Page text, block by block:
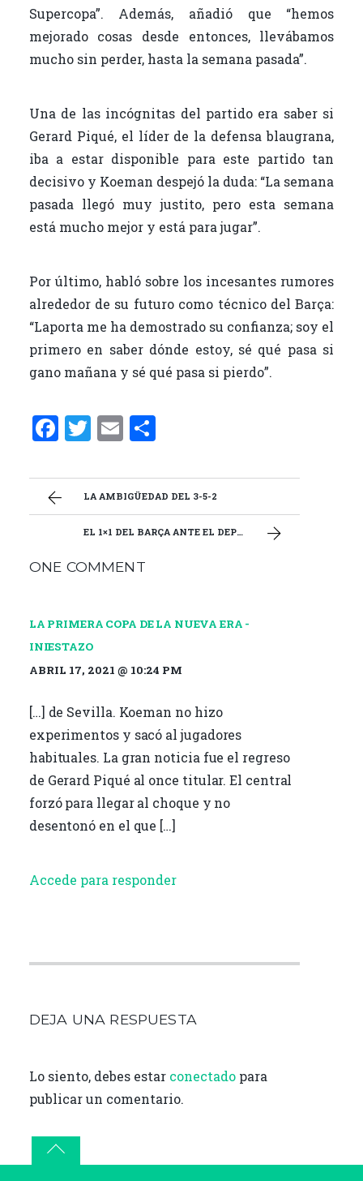
Supercopa”. Además, añadió que “hemos
mejorado cosas desde entonces, llevábamos
mucho sin perder, hasta la semana pasada”.
Una de las incógnitas del partido era saber si
Gerard Piqué, el líder de la defensa blaugrana,
iba a estar disponible para este partido tan
decisivo y Koeman despejó la duda: “La semana
pasada llegó muy justito, pero esta semana
está mucho mejor y está para jugar”.
Por último, habló sobre los incesantes rumores
alrededor de su futuro como técnico del Barça:
“Laporta me ha demostrado su confianza; soy el
primero en saber dónde estoy, sé qué pasa si
gano mañana y sé qué pasa si pierdo”.
F
ce
b
o
k
T
it
te
r
E
ai
l
C
m
p
ar
LA AMBIGÜEDAD DEL 3-5-2
EL 1×1 DEL BARÇA ANTE EL DEPORTIVO ABANCA
ONE COMMENT
LA PRIMERA COPA DE LA NUEVA ERA -
INIESTAZO
ABRIL 17, 2021 @ 10:24 PM
[…] de Sevilla. Koeman no hizo
experimentos y sacó al jugadores
habituales. La gran noticia fue el regreso
de Gerard Piqué al once titular. El central
forzó para llegar al choque y no
desentonó en el que […]
Accede para responder
DEJA UNA RESPUESTA
Lo siento, debes estar conectadopara
publicar un comentario.